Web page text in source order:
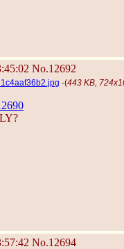
No.12692
-(443 KB,
No.12694